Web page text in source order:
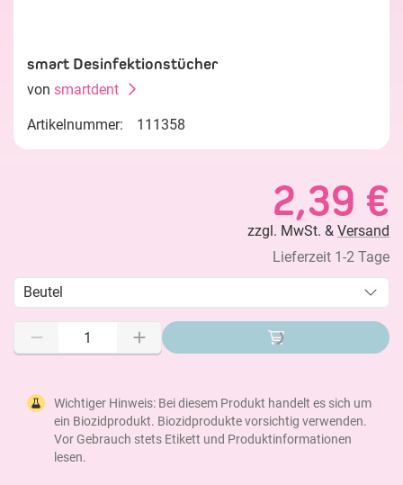
smart Desinfektionstücher
von smartdent
Artikelnummer: 111358
2,39 €
zzgl. MwSt. & Versand
Lieferzeit 1-2 Tage
Beutel
Wichtiger Hinweis: Bei diesem Produkt handelt es sich um
ein Biozidprodukt. Biozidprodukte vorsichtig verwenden.
Vor Gebrauch stets Etikett und Produktinformationen
lesen.